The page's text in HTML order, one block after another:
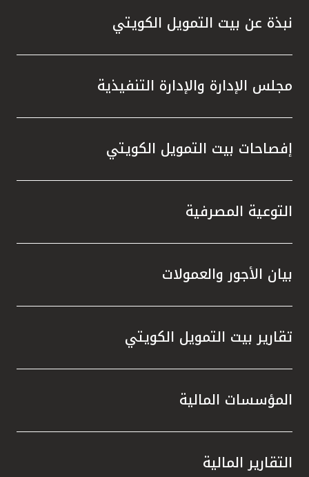
نبذة عن بيت التمويل الكويتي
مجلس الإدارة والإدارة التنفيذية
إفصاحات بيت التمويل الكويتي
التوعية المصرفية
بيان الأجور والعمولات
تقارير بيت التمويل الكويتي
المؤسسات المالية
التقارير المالية